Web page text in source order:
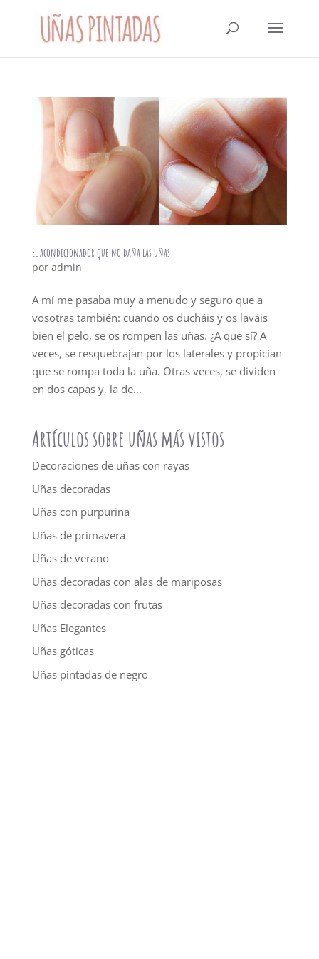
El acondicionador que no daña las uñas
por admin
A mí me pasaba muy a menudo y seguro que a
vosotras también: cuando os ducháis y os laváis
bien el pelo, se os rompen las uñas. ¿A que sí? A
veces, se resquebrajan por los laterales y propician
que se rompa toda la uña. Otras veces, se dividen
en dos capas y, la de...
Artículos sobre uñas más vistos
Decoraciones de uñas con rayas
Uñas decoradas
Uñas con purpurina
Uñas de primavera
Uñas de verano
Uñas decoradas con alas de mariposas
Uñas decoradas con frutas
Uñas Elegantes
Uñas góticas
Uñas pintadas de negro